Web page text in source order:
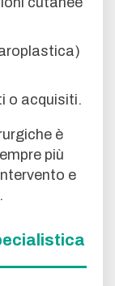
o acquisiti.
è
più
e